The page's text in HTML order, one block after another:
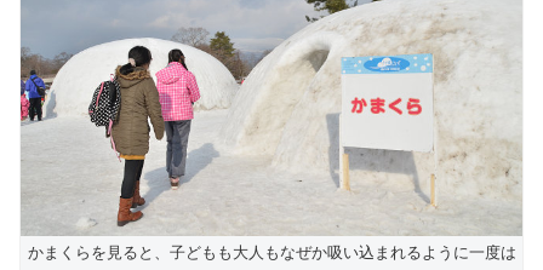
かまくらを見ると、子どもも大人もなぜか吸い込まれるように一度は